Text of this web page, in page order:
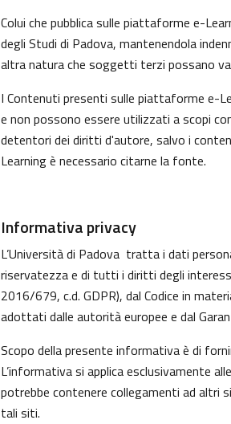
Colui che pubblica sulle piattaforme e-
degli Studi di Padova, mantenendola
altra natura che soggetti terzi possano
I Contenuti presenti sulle piattaforme e-
e non possono essere utilizzati a scopi
detentori dei diritti d'autore, salvo i
Learning è necessario citarne la fonte.
Informativa privacy
L’Università di Padova tratta i dati
riservatezza e di tutti i diritti degli
2016/679, c.d. GDPR), dal Codice in
adottati dalle autorità europee e dal
Scopo della presente informativa è di
L’informativa si applica esclusivamente
potrebbe contenere collegamenti ad altri
tali siti.